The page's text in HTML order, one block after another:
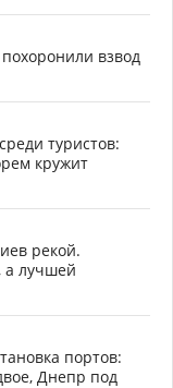
взвод
туристов:
кружит
рекой.
а лучшей
портов:
Днепр под